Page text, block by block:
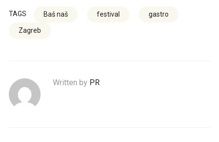
TAGS Baš naš festival gastro
Zagreb
Written by PR